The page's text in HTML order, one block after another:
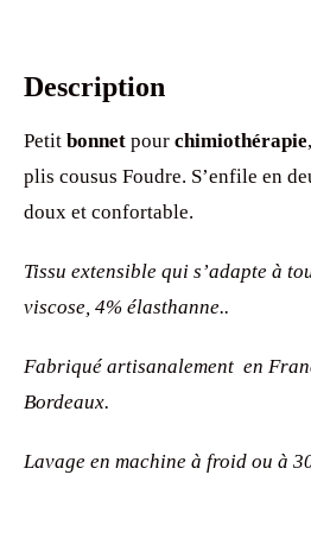
Description
Petit bonnet pour chimiothérapie,
plis cousus Foudre. S’enfile en
doux et confortable.
Tissu extensible qui s’adapte à
viscose, 4% élasthanne..
Fabriqué artisanalement en
Bordeaux.
Lavage en machine à froid ou à